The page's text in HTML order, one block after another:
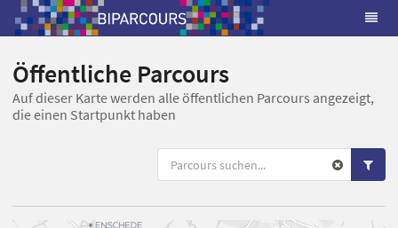
Öffentliche Parcours
Auf dieser Karte werden alle öffentlichen Parcours angezeigt,
die einen Startpunkt haben